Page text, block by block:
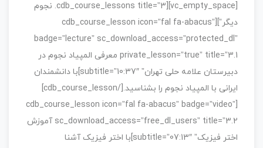
[vc_empty_space][cdb_course_lessons title=”3. نجوم
دیگر”][cdb_course_lesson icon=”fal fa-abacus”
badge=”lecture” sc_download_access=”protected_dl”
private_lesson=”true” title=”3.1 معرفی المپیاد نجوم در
دبیرستان علامه حلی تهران” subtitle=”10:37″]با دانشمندان
ایرانی با المپیاد نجوم را بشناسید.[/cdb_course_lesson]
[cdb_course_lesson icon=”fal fa-abacus” badge=”video”
sc_download_access=”free_dl_users” title=”3.2 آموزش
اختر فیزیک” subtitle=”07:13″]با اختر فیزیک آشنا